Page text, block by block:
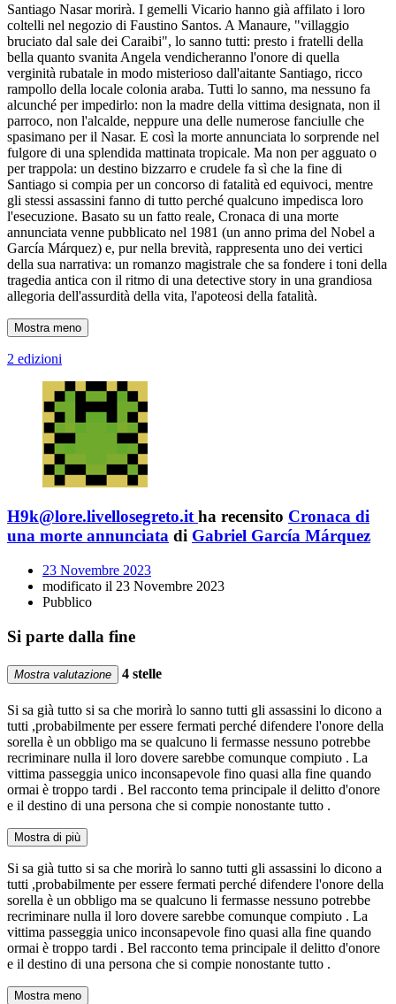
Santiago Nasar morirà. I gemelli Vicario hanno già affilato i loro
coltelli nel negozio di Faustino Santos. A Manaure, "villaggio
bruciato dal sale dei Caraibi", lo sanno tutti: presto i fratelli della
bella quanto svanita Angela vendicheranno l'onore di quella
verginità rubatale in modo misterioso dall'aitante Santiago, ricco
rampollo della locale colonia araba. Tutti lo sanno, ma nessuno fa
alcunché per impedirlo: non la madre della vittima designata, non il
parroco, non l'alcalde, neppure una delle numerose fanciulle che
spasimano per il Nasar. E così la morte annunciata lo sorprende nel
fulgore di una splendida mattinata tropicale. Ma non per agguato o
per trappola: un destino bizzarro e crudele fa sì che la fine di
Santiago si compia per un concorso di fatalità ed equivoci, mentre
gli stessi assassini fanno di tutto perché qualcuno impedisca loro
l'esecuzione. Basato su un fatto reale, Cronaca di una morte
annunciata venne pubblicato nel 1981 (un anno prima del Nobel a
García Márquez) e, pur nella brevità, rappresenta uno dei vertici
della sua narrativa: un romanzo magistrale che sa fondere i toni della
tragedia antica con il ritmo di una detective story in una grandiosa
allegoria dell'assurdità della vita, l'apoteosi della fatalità.
Mostra meno
2 edizioni
H9k@lore.livellosegreto.it ha recensito Cronaca di
una morte annunciata di Gabriel García Márquez
23 Novembre 2023
modificato il 23 Novembre 2023
Pubblico
Si parte dalla fine
Mostra valutazione 4 stelle
Si sa già tutto si sa che morirà lo sanno tutti gli assassini lo dicono a
tutti ,probabilmente per essere fermati perché difendere l'onore della
sorella è un obbligo ma se qualcuno li fermasse nessuno potrebbe
recriminare nulla il loro dovere sarebbe comunque compiuto . La
vittima passeggia unico inconsapevole fino quasi alla fine quando
ormai è troppo tardi . Bel racconto tema principale il delitto d'onore
e il destino di una persona che si compie nonostante tutto .
Mostra di più
Si sa già tutto si sa che morirà lo sanno tutti gli assassini lo dicono a
tutti ,probabilmente per essere fermati perché difendere l'onore della
sorella è un obbligo ma se qualcuno li fermasse nessuno potrebbe
recriminare nulla il loro dovere sarebbe comunque compiuto . La
vittima passeggia unico inconsapevole fino quasi alla fine quando
ormai è troppo tardi . Bel racconto tema principale il delitto d'onore
e il destino di una persona che si compie nonostante tutto .
Mostra meno